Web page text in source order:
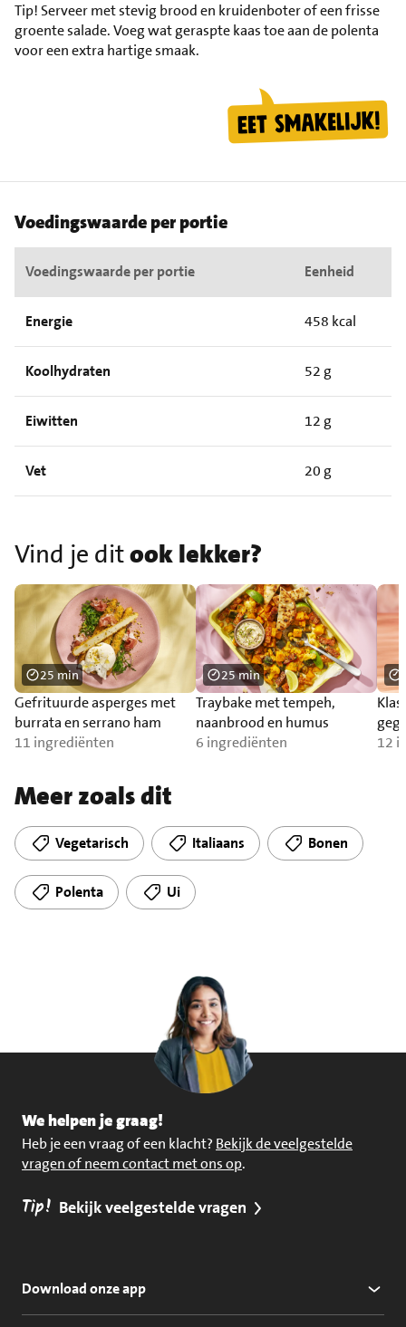
Tip!Serveer met stevig brood en kruidenboter of een frisse
groente salade. Voeg wat geraspte kaas toe aan de polenta
voor een extra hartige smaak.
Voedingswaarde per portie
Voedingswaarde per portie Eenheid
Energie 458 kcal
Koolhydraten 52 g
Eiwitten 12 g
Vet 20 g
Vind je ditook lekker?
Gefrituurde asperges met
burrata en serrano ham
11 ingrediënten
25 min
Traybake met tempeh,
naanbrood en humus
6 ingrediënten
25 min
12
Meer zoals dit
Vegetarisch Italiaans Bonen
Polenta Ui
We helpen je graag!
Heb je een vraag of een klacht? Bekijk de veelgestelde
vragen of neem contact met ons op.
Tip! Bekijk veelgestelde vragen
Download onze app